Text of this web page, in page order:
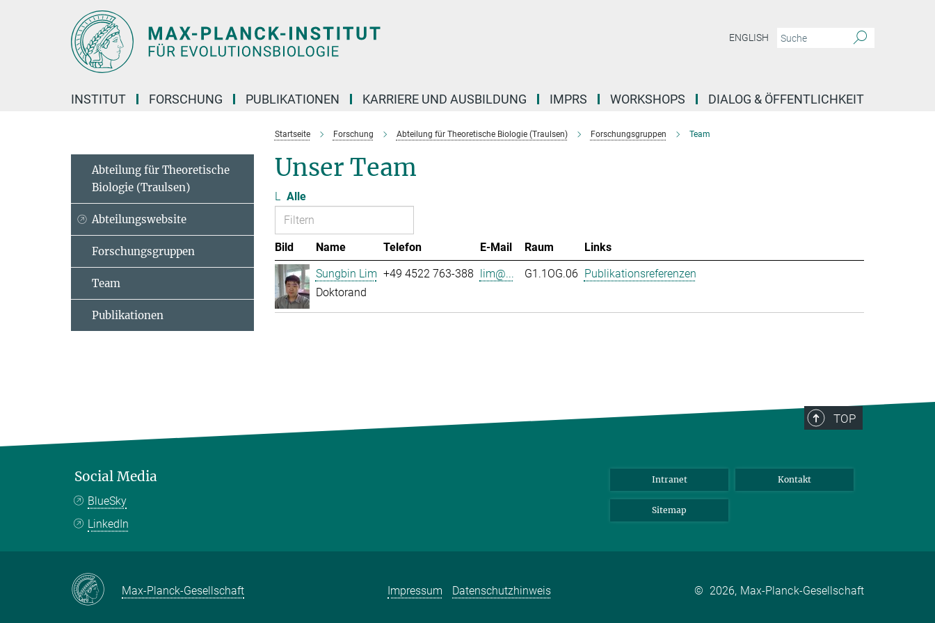
ENGLISH
INSTITUT FORSCHUNG PUBLIKATIONEN KARRIERE UND AUSBILDUNG IMPRS WORKSHOPS DIALOG & ÖFFENTLICHKEIT
Startseite Forschung Abteilung für Theoretische Biologie (Traulsen) Forschungsgruppen Team
Unser Team
L Alle
Bild Name Telefon E-Mail Raum
Links
Sungbin Lim
Doktorand
+49 4522 763-388 lim@... G1.1OG.06 Publikationsreferenzen
Abteilung für Theoretische
Biologie (Traulsen)
Abteilungswebsite
Forschungsgruppen
Team
Publikationen
TOP
Social Media
BlueSky
LinkedIn
Intranet Kontakt
Sitemap
Max-Planck-Gesellschaft Impressum Datenschutzhinweis © 2026, Max-Planck-Gesellschaft